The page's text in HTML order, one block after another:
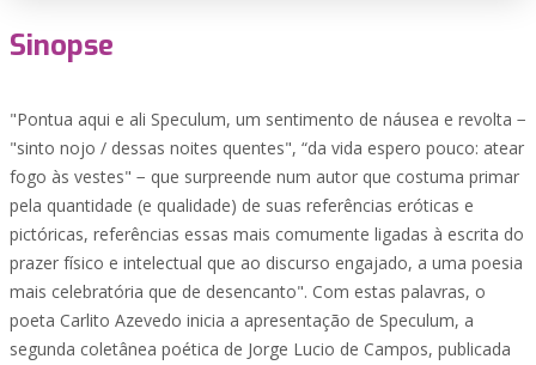
Sinopse
"Pontua aqui e ali Speculum, um sentimento de náusea e revolta −
"sinto nojo / dessas noites quentes", “da vida espero pouco: atear
fogo às vestes" − que surpreende num autor que costuma primar
pela quantidade (e qualidade) de suas referências eróticas e
pictóricas, referências essas mais comumente ligadas à escrita do
prazer físico e intelectual que ao discurso engajado, a uma poesia
mais celebratória que de desencanto". Com estas palavras, o
poeta Carlito Azevedo inicia a apresentação de Speculum, a
segunda coletânea poética de Jorge Lucio de Campos, publicada